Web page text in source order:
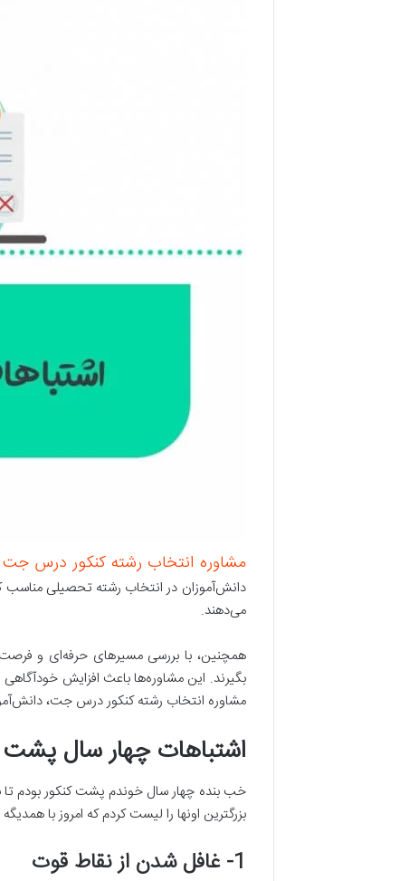
مشاوره انتخاب رشته کنکور درس جت
دانش‌آموزان در انتخاب رشته تحصیلی مناسب
می‌دهند.
همچنین، با بررسی مسیرهای حرفه‌ای و
بگیرند. این مشاوره‌ها باعث افزایش خودآگاهی
مشاوره انتخاب رشته کنکور درس جت،
اشتباهات چهار سال پشت
خب بنده چهار سال خوندم پشت کنکور بودم تا
بزرگترین اونها را لیست کردم که امروز با
1- غافل شدن از نقاط قوت